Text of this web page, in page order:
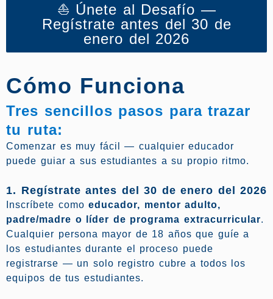
⛵ Únete al Desafío —
Regístrate antes del 30 de
enero del 2026
Cómo Funciona
Tres sencillos pasos para trazar
tu ruta:
Comenzar es muy fácil — cualquier educador
puede guiar a sus estudiantes a su propio ritmo.
1. Regístrate antes del 30 de enero del 2026
Inscríbete como educador, mentor adulto,
padre/madre o líder de programa extracurricular.
Cualquier persona mayor de 18 años que guíe a
los estudiantes durante el proceso puede
registrarse — un solo registro cubre a todos los
equipos de tus estudiantes.